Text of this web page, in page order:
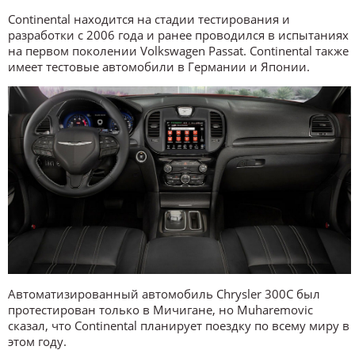
Continental находится на стадии тестирования и
разработки с 2006 года и ранее проводился в испытаниях
на первом поколении Volkswagen Passat. Continental также
имеет тестовые автомобили в Германии и Японии.
Автоматизированный автомобиль Chrysler 300C был
протестирован только в Мичигане, но Muharemovic
сказал, что Continental планирует поездку по всему миру в
этом году.